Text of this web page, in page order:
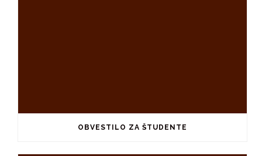
OBVESTILO ZA ŠTUDENTE